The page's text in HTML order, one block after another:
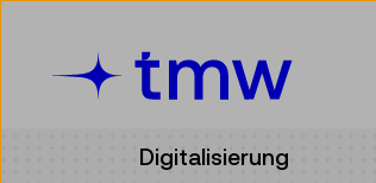
Digitalisierung